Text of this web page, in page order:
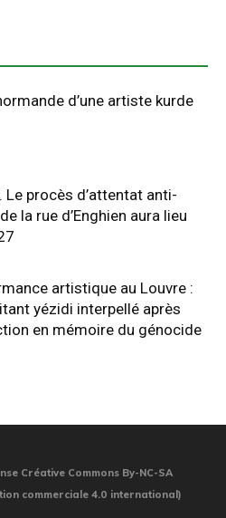
d’une artiste kurde
Le procès d’attentat anti-
la rue d’Enghien aura lieu
artistique au Louvre :
yézidi interpellé après
en mémoire du génocide
Créative Commons By-NC-SA
commerciale 4.0 international)